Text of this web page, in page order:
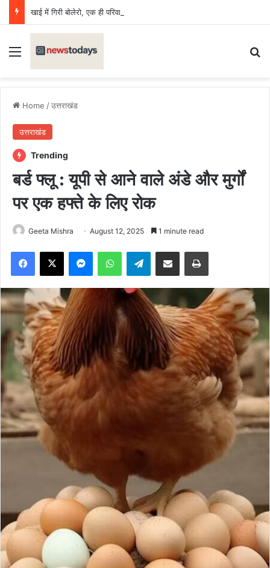
खाई में गिरी बोलेरो, एक ही परिवार के छह की मौत, एक किशोर घायल
Menu
Home /उत्तराखंड
उत्तराखंड
Trending
बर्ड फ्लू : यूपी से आने वाले अंडे और मुर्गों
पर एक हफ्ते के लिए रोक
Geeta Mishra August 12, 2025 1 minute read
Facebook
X MessengerWhatsAppTelegramShare via Email Print